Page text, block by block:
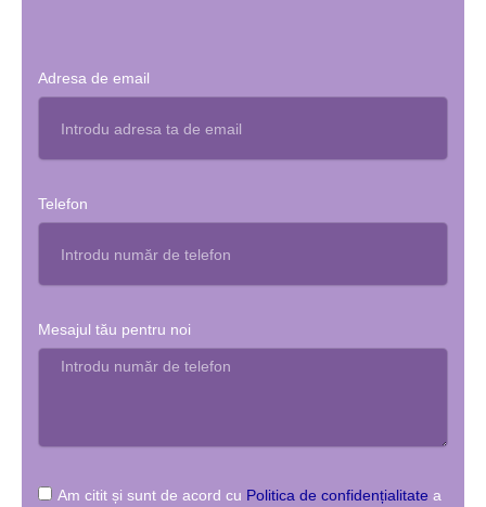
Adresa de email
Telefon
Mesajul tău pentru noi
Am citit și sunt de acord cu Politica de confidențialitate a